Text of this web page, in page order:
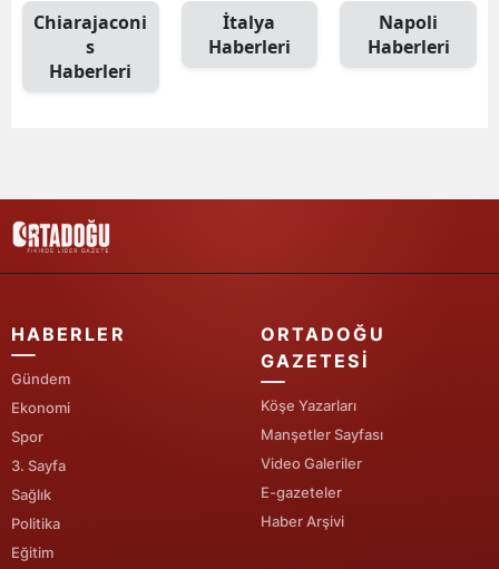
Diyarbakır
Edirne
Erzurum
Giresun
Gümüşhane
Hatay
Isparta
Chiarajaconi
s
Haberleri
İtalya
Haberleri
Napoli
Haberleri
HABERLER
Gündem
Ekonomi
Spor
3. Sayfa
Sağlık
Politika
Eğitim
ORTADOĞU
GAZETESI
Köşe Yazarları
Manşetler Sayfası
Video Galeriler
E-gazeteler
Haber Arşivi